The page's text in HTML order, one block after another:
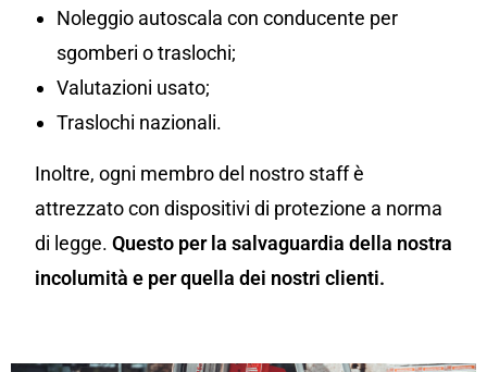
Noleggio autoscala con conducente per
sgomberi o traslochi;
Valutazioni usato;
Traslochi nazionali.
Inoltre, ogni membro del nostro staff è
attrezzato con dispositivi di protezione a norma
di legge. Questo per la salvaguardia della nostra
incolumità e per quella dei nostri clienti.